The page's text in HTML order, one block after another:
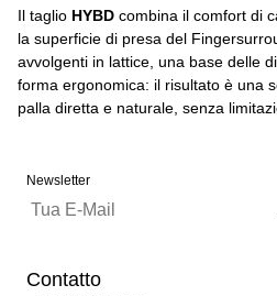
Il taglio HYBD combina il comfort di
la superficie di presa del
avvolgenti in lattice, una base delle
forma ergonomica: il risultato è una
palla diretta e naturale, senza
Newsletter
Contatto